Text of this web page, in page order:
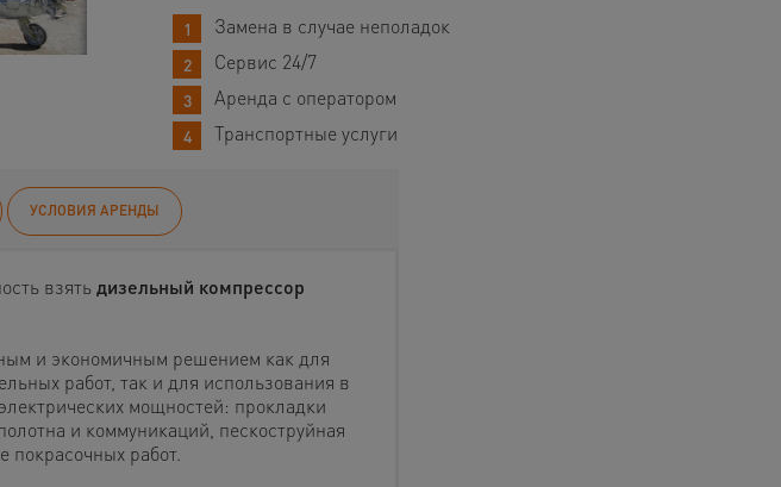
Замена в случае неполадок
Сервис 24/7
Аренда с оператором
Транспортные услуги
УСЛОВИЯ АРЕНДЫ
взятьдизельный компрессор
и экономичным решением как для
работ, так и для использования в
мощностей: прокладки
и коммуникаций, пескоструйная
покрасочных работ.